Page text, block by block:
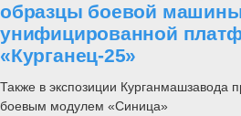
образцы боевой
унифицированной
«Курганец-25»
Также в экспозиции Курганмашзавода
боевым модулем «Синица»